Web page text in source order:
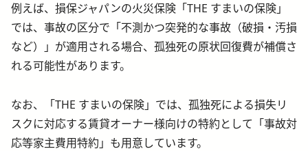
例えば、損保ジャパンの火災保険「THE すまいの保険」
では、事故の区分で「不測かつ突発的な事故（破損・汚損
など）」が適用される場合、孤独死の原状回復費が補償さ
れる可能性があります。
なお、「THE すまいの保険」では、孤独死による損失リ
スクに対応する賃貸オーナー様向けの特約として「事故対
応等家主費用特約」も用意しています。